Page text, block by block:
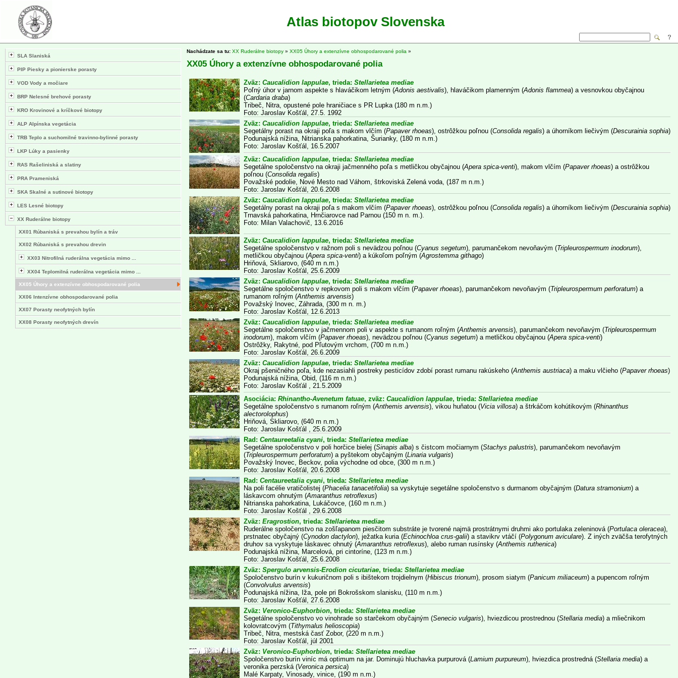
Atlas biotopov Slovenska
SLA Slaniská
PIP Piesky a pionierske porasty
VOD Vody a močiare
BRP Nelesné brehové porasty
KRO Krovinové a kríčkové biotopy
ALP Alpínska vegetácia
TRB Teplo a suchomilné travinno-bylinné porasty
LKP Lúky a pasienky
RAS Rašeliniská a slatiny
PRA Prameniská
SKA Skalné a sutinové biotopy
LES Lesné biotopy
XX Ruderálne biotopy
XX01 Rúbaniská s prevahou bylín a tráv
XX02 Rúbaniská s prevahou drevin
XX03 Nitrofilná ruderálna vegetácia mimo ...
XX04 Teplomilná ruderálna vegetácia mimo ...
XX05 Úhory a extenzívne obhospodarované polia
XX06 Intenzívne obhospodarované polia
XX07 Porasty neofytných bylín
XX08 Porasty neofytných drevín
Nachádzate sa tu: XX Ruderálne biotopy » XX05 Úhory a extenzívne obhospodarované polia »
XX05 Úhory a extenzívne obhospodarované polia
Zväz: Caucalidion lappulae, trieda: Stellarietea mediae
Poľný úhor v jarnom aspekte s hlaváčikom letným (Adonis aestivalis), hlaváčikom plamenným (Adonis flammea) a vesnovkou obyčajnou
(Cardaria draba)
Tribeč, Nitra, opustené pole hraničiace s PR Lupka (180 m n.m.)
Foto: Jaroslav Košťál, 27.5. 1992
Zväz: Caucalidion lappulae, trieda: Stellarietea mediae
Segetálny porast na okraji poľa s makom vlčím (Papaver rhoeas), ostrôžkou poľnou (Consolida regalis) a úhorníkom liečivým (Descurainia sophia)
Podunajská nížina, Nitrianska pahorkatina, Šurianky, (180 m n.m.)
Foto: Jaroslav Košťál, 16.5.2007
Zväz: Caucalidion lappulae, trieda: Stellarietea mediae
Segetálne spoločenstvo na okraji jačmenného poľa s metličkou obyčajnou (Apera spica-venti), makom vlčím (Papaver rhoeas) a ostrôžkou
poľnou (Consolida regalis)
Považské podolie, Nové Mesto nad Váhom, štrkoviská Zelená voda, (187 m n.m.)
Foto: Jaroslav Košťál, 20.6.2008
Zväz: Caucalidion lappulae, trieda: Stellarietea mediae
Segetálny porast na okraji poľa s makom vlčím (Papaver rhoeas), ostrôžkou poľnou (Consolida regalis) a úhorníkom liečivým (Descurainia sophia)
Trnavská pahorkatina, Hrnčiarovce nad Parnou (150 m n. m.).
Foto: Milan Valachovič, 13.6.2016
Zväz: Caucalidion lappulae, trieda: Stellarietea mediae
Segetálne spoločenstvo v ražnom poli s nevädzou poľnou (Cyanus segetum), parumančekom nevoňavým (Tripleurospermum inodorum),
metličkou obyčajnou (Apera spica-venti) a kúkoľom poľným (Agrostemma githago)
Hriňová, Skliarovo, (640 m n.m.)
Foto: Jaroslav Košťál, 25.6.2009
Zväz: Caucalidion lappulae, trieda: Stellarietea mediae
Segetálne spoločenstvo v repkovom poli s makom vlčím (Papaver rhoeas), parumančekom nevoňavým (Tripleurospermum perforatum) a
rumanom roľným (Anthemis arvensis)
Považský Inovec, Záhrada, (300 m n. m.)
Foto: Jaroslav Košťál, 12.6.2013
Zväz: Caucalidion lappulae, trieda: Stellarietea mediae
Segetálne spoločenstvo v jačmennom poli v aspekte s rumanom roľným (Anthemis arvensis), parumančekom nevoňavým (Tripleurospermum
inodorum), makom vlčím (Papaver rhoeas), nevädzou poľnou (Cyanus segetum) a metličkou obyčajnou (Apera spica-venti)
Ostrôžky, Rakytné, pod Pľutovým vrchom, (700 m n.m.)
Foto: Jaroslav Košťál, 26.6.2009
Zväz: Caucalidion lappulae, trieda: Stellarietea mediae
Okraj pšeničného poľa, kde nezasiahli postreky pesticídov zdobí porast rumanu rakúskeho (Anthemis austriaca) a maku vlčieho (Papaver rhoeas)
Podunajská nížina, Obid, (116 m n.m.)
Foto: Jaroslav Košťál , 21.5.2009
Asociácia: Rhinantho-Avenetum fatuae, zväz: Caucalidion lappulae, trieda: Stellarietea mediae
Segetálne spoločenstvo s rumanom roľným (Anthemis arvensis), vikou huňatou (Vicia villosa) a štrkáčom kohútikovým (Rhinanthus
alectorolophus)
Hriňová, Skliarovo, (640 m n.m.)
Foto: Jaroslav Košťál , 25.6.2009
Rad: Centaureetalia cyani, trieda: Stellarietea mediae
Segetálne spoločenstvo v poli horčice bielej (Sinapis alba) s čistcom močiarnym (Stachys palustris), parumančekom nevoňavým
(Tripleurospermum perforatum) a pyštekom obyčajným (Linaria vulgaris)
Považský Inovec, Beckov, polia východne od obce, (300 m n.m.)
Foto: Jaroslav Košťál, 20.6.2008
Rad: Centaureetalia cyani, trieda: Stellarietea mediae
Na poli facélie vratičolistej (Phacelia tanacetifolia) sa vyskytuje segetálne spoločenstvo s durmanom obyčajným (Datura stramonium) a
láskavcom ohnutým (Amaranthus retroflexus)
Nitrianska pahorkatina, Lukáčovce, (160 m n.m.)
Foto: Jaroslav Košťál , 29.6.2008
Zväz: Eragrostion, trieda: Stellarietea mediae
Ruderálne spoločenstvo na zošľapanom piesčitom substráte je tvorené najmä prostrátnymi druhmi ako portulaka zeleninová (Portulaca oleracea),
prstnatec obyčajný (Cynodon dactylon), ježatka kuria (Echinochloa crus-galii) a stavikrv vtáčí (Polygonum aviculare). Z iných zväčša terofytných
druhov sa vyskytuje láskavec ohnutý (Amaranthus retroflexus), alebo ruman rusínsky (Anthemis ruthenica)
Podunajská nížina, Marcelová, pri cintoríne, (123 m n.m.)
Foto: Jaroslav Košťál, 25.6.2008
Zväz: Spergulo arvensis-Erodion cicutariae, trieda: Stellarietea mediae
Spoločenstvo burín v kukuričnom poli s ibištekom trojdielnym (Hibiscus trionum), prosom siatym (Panicum miliaceum) a pupencom roľným
(Convolvulus arvensis)
Podunajská nížina, Iža, pole pri Bokrošskom slanisku, (110 m n.m.)
Foto: Jaroslav Košťál, 27.6.2008
Zväz: Veronico-Euphorbion, trieda: Stellarietea mediae
Segetálne spoločenstvo vo vinohrade so starčekom obyčajným (Senecio vulgaris), hviezdicou prostrednou (Stellaria media) a mliečnikom
kolovratcovým (Tithymalus helioscopia)
Tribeč, Nitra, mestská časť Zobor, (220 m n.m.)
Foto: Jaroslav Košťál, júl 2001
Zväz: Veronico-Euphorbion, trieda: Stellarietea mediae
Spoločenstvo burín viníc má optimum na jar. Dominujú hluchavka purpurová (Lamium purpureum), hviezdica prostredná (Stellaria media) a
veronika perzská (Veronica persica)
Malé Karpaty, Vinosady, vinice, (190 m n.m.)